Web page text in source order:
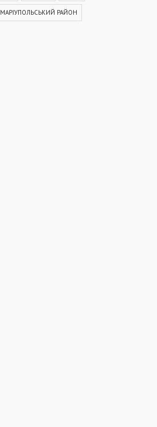
МАРІУПОЛЬСЬКИЙ РАЙОН